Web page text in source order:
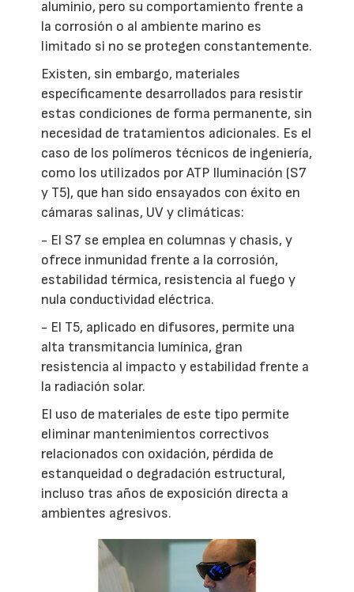
aluminio, pero su comportamiento frente a
la corrosión o al ambiente marino es
limitado si no se protegen constantemente.
Existen, sin embargo, materiales
específicamente desarrollados para resistir
estas condiciones de forma permanente, sin
necesidad de tratamientos adicionales. Es el
caso de los polímeros técnicos de ingeniería,
como los utilizados por ATP Iluminación (S7
y T5), que han sido ensayados con éxito en
cámaras salinas, UV y climáticas:
- El S7 se emplea en columnas y chasis, y
ofrece inmunidad frente a la corrosión,
estabilidad térmica, resistencia al fuego y
nula conductividad eléctrica.
- El T5, aplicado en difusores, permite una
alta transmitancia lumínica, gran
resistencia al impacto y estabilidad frente a
la radiación solar.
El uso de materiales de este tipo permite
eliminar mantenimientos correctivos
relacionados con oxidación, pérdida de
estanqueidad o degradación estructural,
incluso tras años de exposición directa a
ambientes agresivos.